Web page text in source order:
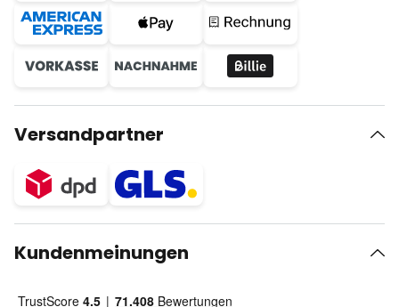
Versandpartner
Kundenmeinungen